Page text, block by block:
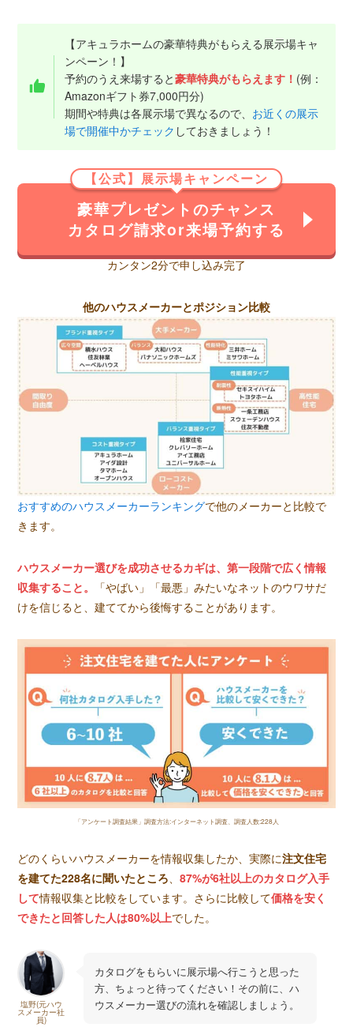
【アキュラホームの豪華特典がもらえる展示場キャ
ンペーン！】
予約のうえ来場すると豪華特典がもらえます！ (例：
Amazonギフト券7,000円分)
期間や特典は各展示場で異なるので、 お近くの展示
場で開催中かチェック しておきましょう！
【公式】展示場キャンペーン
豪華プレゼントのチャンス
カタログ請求or来場予約する
カンタン2分で申し込み完了
他のハウスメーカーとポジション比較
おすすめのハウスメーカーランキングで他のメーカーと比較で
きます。
ハウスメーカー選びを成功させるカギは、第一段階で広く情報
収集すること。
「やばい」「最悪」みたいなネットのウワサだ
けを信じると、建ててから後悔することがあります。
「アンケート調査結果」調査方法:インターネット調査、調査人数:228人
どのくらいハウスメーカーを情報収集したか、実際に注文住宅
を建てた228名に聞いたところ、87%が6社以上のカタログ入手
して情報収集と比較をしています。さらに比較して価格を安く
できたと回答した人は80%以上でした。
塩野(元ハウ
スメーカー社
員)
カタログをもらいに展示場へ行こうと思った
方、ちょっと待ってください！その前に、ハ
ウスメーカー選びの流れを確認しましょう。